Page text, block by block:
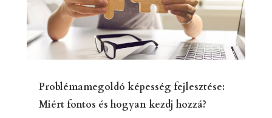
Problémamegoldó képesség fejlesztése:
Miért fontos és hogyan kezdj hozzá?